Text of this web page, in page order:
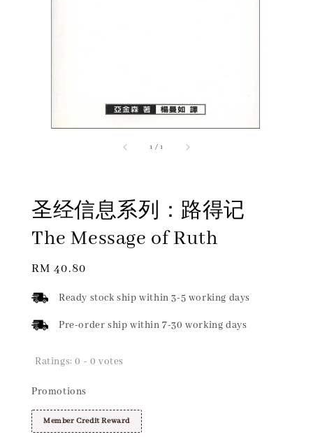
1 /1
圣经信息系列：路得记
The Message of Ruth
Regular
RM 40.80
Ready stock ship within 3-5 working days
Pre-order ship within 7-30 working days
Ratings:0 - 0 votes
Promotions
Member Credit Reward